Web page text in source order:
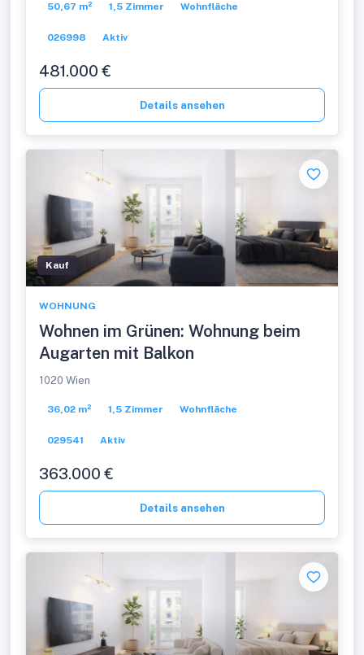
50,67 m² 1,5 Zimmer Wohnfläche
026998 Aktiv
481.000 €
Details ansehen
Kauf
WOHNUNG
Wohnen im Grünen: Wohnung beim
Augarten mit Balkon
1020 Wien
36,02 m² 1,5 Zimmer Wohnfläche
029541 Aktiv
363.000 €
Details ansehen